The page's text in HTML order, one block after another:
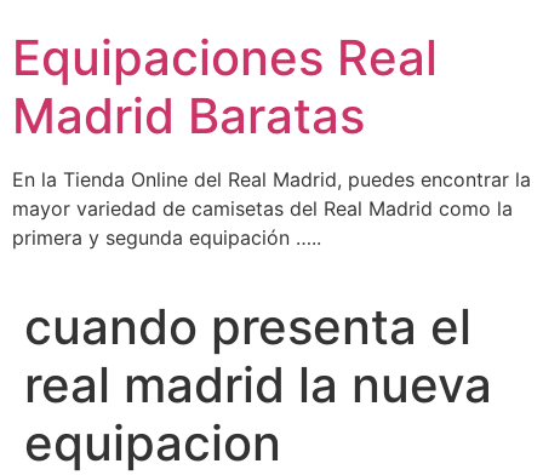
contenido
Equipaciones Real
Madrid Baratas
En la Tienda Online del Real Madrid, puedes encontrar la
mayor variedad de camisetas del Real Madrid como la
primera y segunda equipación …..
cuando presenta el
real madrid la nueva
equipacion